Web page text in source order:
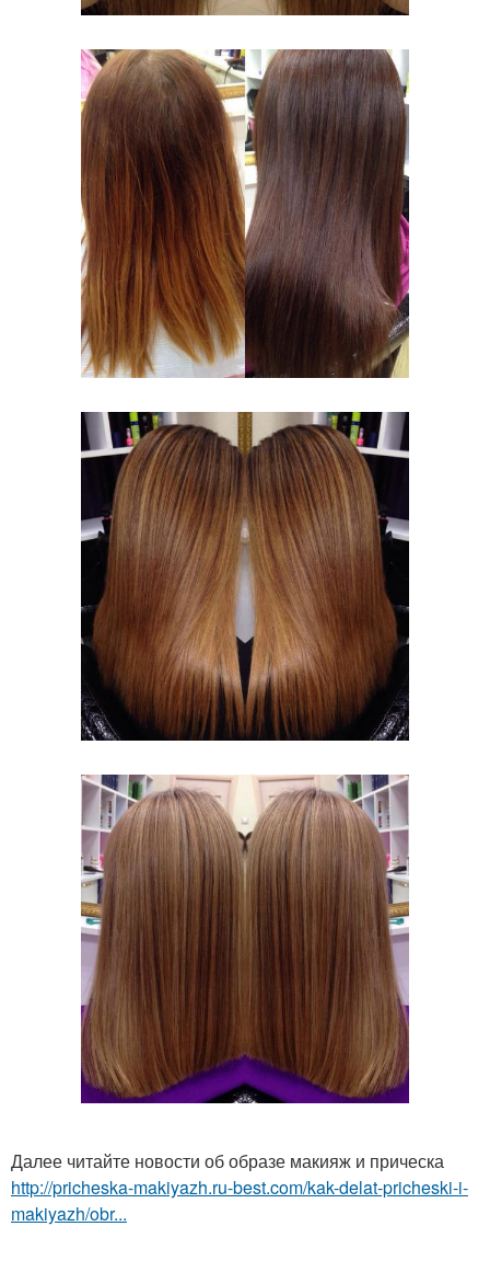
Далее читайте новости об образе макияж и прическа
http://pricheska-makiyazh.ru-best.com/kak-delat-pricheski-i-
makiyazh/obr...